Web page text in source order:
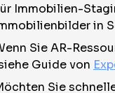
Immobilien-
in
Sie AR-
Guide von
Sie